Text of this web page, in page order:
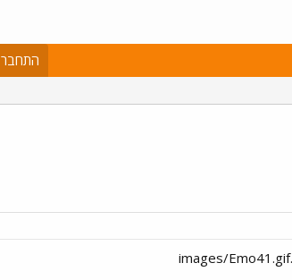
התחבר